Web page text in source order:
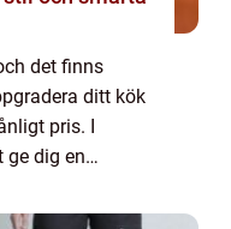
det finns
ditt kök
pris. I
ge dig en
inklusive